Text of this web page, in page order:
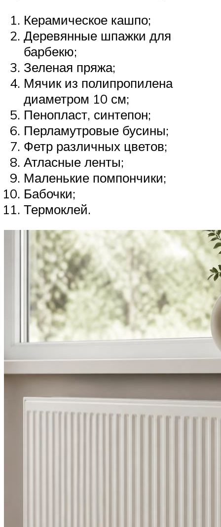
Керамическое кашпо;
Деревянные шпажки для
барбекю;
Зеленая пряжа;
Мячик из полипропилена
диаметром 10 см;
Пенопласт, синтепон;
Перламутровые бусины;
Фетр различных цветов;
Атласные ленты;
Маленькие помпончики;
Бабочки;
Термоклей.